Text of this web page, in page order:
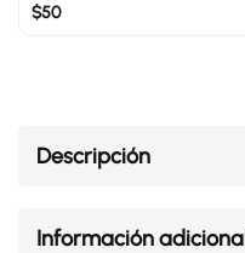
$50
Descripción
Información adicional